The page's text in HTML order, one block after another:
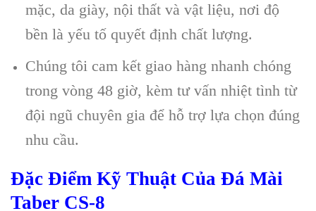
mặc, da giày, nội thất và vật liệu, nơi độ
bền là yếu tố quyết định chất lượng.
Chúng tôi cam kết giao hàng nhanh chóng
trong vòng 48 giờ, kèm tư vấn nhiệt tình từ
đội ngũ chuyên gia để hỗ trợ lựa chọn đúng
nhu cầu.
Đặc Điểm Kỹ Thuật Của Đá Mài
Taber CS-8